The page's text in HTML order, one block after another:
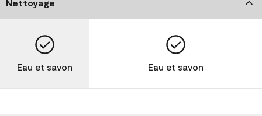
Nettoyage
Eau et savon Eau et savon